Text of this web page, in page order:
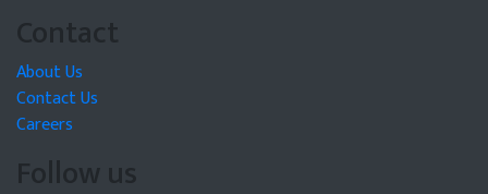
Contact
About Us
Contact Us
Careers
Follow us